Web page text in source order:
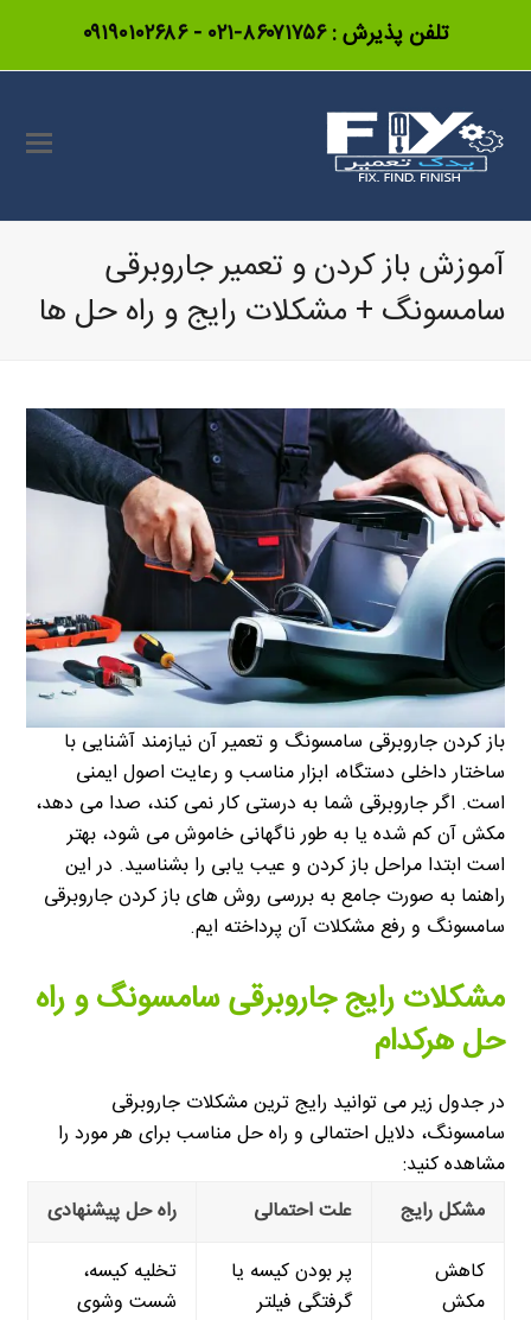
تلفن پذیرش :۸۶۰۷۱۷۵۶-۰۲۱ -۰۹۱۹۰۱۰۲۶۸۶
آموزش باز کردن و تعمیر جاروبرقی
سامسونگ + مشکلات رایج و راه حل ها
باز کردن جاروبرقی سامسونگ و تعمیر آن نیازمند آشنایی با
ساختار داخلی دستگاه، ابزار مناسب و رعایت اصول ایمنی
است. اگر جاروبرقی شما به درستی کار نمی کند، صدا می دهد،
مکش آن کم شده یا به طور ناگهانی خاموش می شود، بهتر
است ابتدا مراحل باز کردن و عیب یابی را بشناسید. در این
راهنما به صورت جامع به بررسی روش های باز کردن جاروبرقی
سامسونگ و رفع مشکلات آن پرداخته ایم.
مشکلات رایج جاروبرقی سامسونگ و راه
حل هرکدام
در جدول زیر می توانید رایج ترین مشکلات جاروبرقی
سامسونگ، دلایل احتمالی و راه حل مناسب برای هر مورد را
مشاهده کنید:
مشکل رایج
علت احتمالی
راه حل پیشنهادی
کاهش
مکش
پر بودن کیسه یا
گرفتگی فیلتر
تخلیه کیسه،
شست وشوی